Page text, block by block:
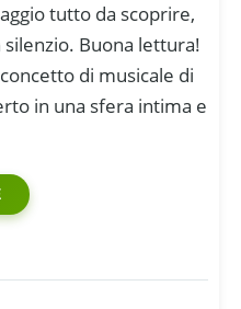
tutto da scoprire,
silenzio. Buona lettura!
di musicale di
in una sfera intima e